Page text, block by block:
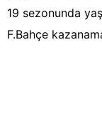
19 sezonunda
F.Bahçe